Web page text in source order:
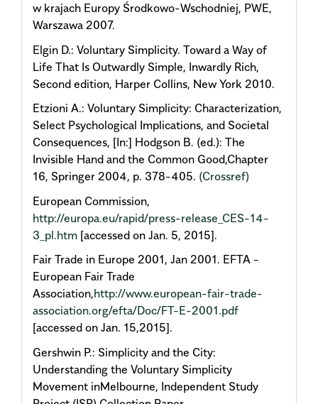
w krajach Europy Środkowo-Wschodniej, PWE,
Warszawa 2007.
Elgin D.: Voluntary Simplicity. Toward a Way of
Life That Is Outwardly Simple, Inwardly Rich,
Second edition, Harper Collins, New York 2010.
Etzioni A.: Voluntary Simplicity: Characterization,
Select Psychological Implications, and Societal
Consequences, [In:] Hodgson B. (ed.): The
Invisible Hand and the Common Good,Chapter
16, Springer 2004, p. 378-405. (Crossref)
European Commission,
http://europa.eu/rapid/press-release_CES-14-
3_pl.htm [accessed on Jan. 5, 2015].
Fair Trade in Europe 2001, Jan 2001. EFTA -
European Fair Trade
Association,http://www.european-fair-trade-
association.org/efta/Doc/FT-E-2001.pdf
[accessed on Jan. 15,2015].
Gershwin P.: Simplicity and the City:
Understanding the Voluntary Simplicity
Movement inMelbourne, Independent Study